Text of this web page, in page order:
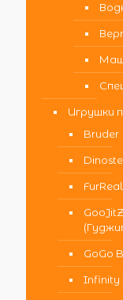
Игрушки
Bruder
GoGo
Infinity